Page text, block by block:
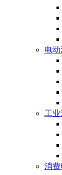
电
工
消费